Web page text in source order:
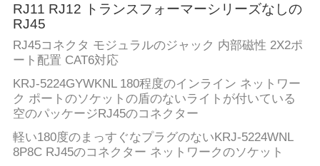
RJ11 RJ12 トランスフォーマーシリーズなしの
RJ45
RJ45コネクタ モジュラルのジャック 内部磁性 2X2ポ
ート配置 CAT6対応
KRJ-5224GYWKNL 180程度のインライン ネットワー
ク ポートのソケットの盾のないライトが付いている
空のパッケージRJ45のコネクター
軽い180度のまっすぐなプラグのないKRJ-5224WNL
8P8C RJ45のコネクター ネットワークのソケット